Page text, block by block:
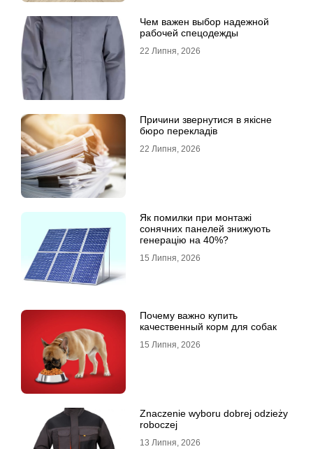
Чем важен выбор надежной
рабочей спецодежды
22 Липня, 2026
Причини звернутися в якісне
бюро перекладів
22 Липня, 2026
Як помилки при монтажі
сонячних панелей знижують
генерацію на 40%?
15 Липня, 2026
Почему важно купить
качественный корм для собак
15 Липня, 2026
Znaczenie wyboru dobrej odzieży
roboczej
13 Липня, 2026